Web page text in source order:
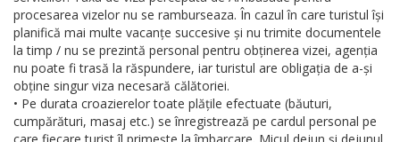
procesarea vizelor nu se ramburseaza. În cazul în care turistul își
planifică mai multe vacanțe succesive și nu trimite documentele
la timp / nu se prezintă personal pentru obținerea vizei, agenția
nu poate fi trasă la răspundere, iar turistul are obligația de a-și
obține singur viza necesară călătoriei.
• Pe durata croazierelor toate plățile efectuate (băuturi,
cumpărături, masaj etc.) se înregistrează pe cardul personal pe